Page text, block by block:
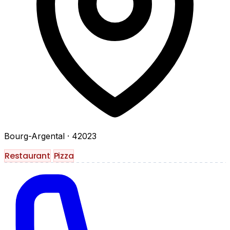
Bourg-Argental · 42023
Restaurant Pizza